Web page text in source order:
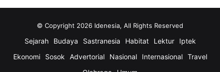
Pada masa pemerintahan, Wali Kota Samarinda, Waris
Husain, akhirnya membuat gebrakan baru.
© Copyright 2026 Idenesia, All Rights Reserved
Sejarah Budaya Sastranesia Habitat Lektur
Iptek
Ekonomi
Sosok Advertorial Nasional Internasional
Travel